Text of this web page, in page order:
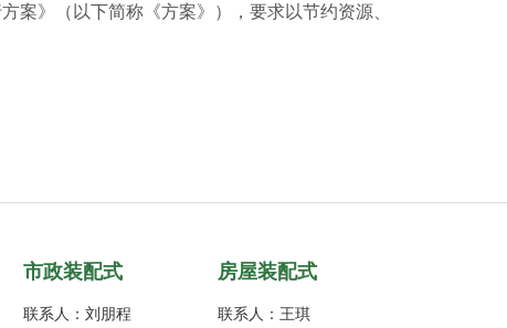
案》（以下简称《方案》），要求以节约资源、
市政装配式
联系人：刘朋程
​房屋装配式
联系人：王琪